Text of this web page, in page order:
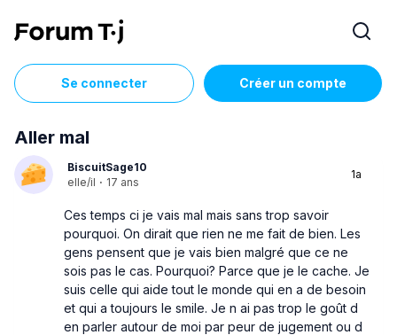
Se connecter Créer un compte
Aller mal
BiscuitSage10
elle/il · 17 ans
1a
Ces temps ci je vais mal mais sans trop savoir
pourquoi. On dirait que rien ne me fait de bien. Les
gens pensent que je vais bien malgré que ce ne
sois pas le cas. Pourquoi? Parce que je le cache. Je
suis celle qui aide tout le monde qui en a de besoin
et qui a toujours le smile. Je n ai pas trop le goût d
en parler autour de moi par peur de jugement ou d